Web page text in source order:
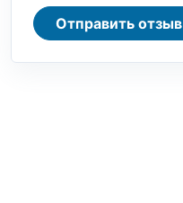
Отправить отзыв